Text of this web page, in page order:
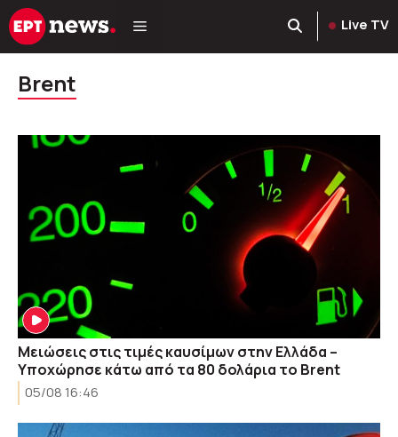
Μετάβαση
σε
Live TV
Brent
Μειώσεις στις τιμές καυσίμων στην Ελλάδα –
Υποχώρησε κάτω από τα 80 δολάρια το Brent
05/08 16:46